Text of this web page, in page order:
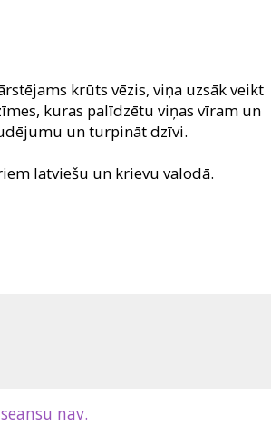
krūts vēzis, viņa uzsāk veikt
kuras palīdzētu viņas vīram un
un turpināt dzīvi.
latviešu un krievu valodā.
nav.